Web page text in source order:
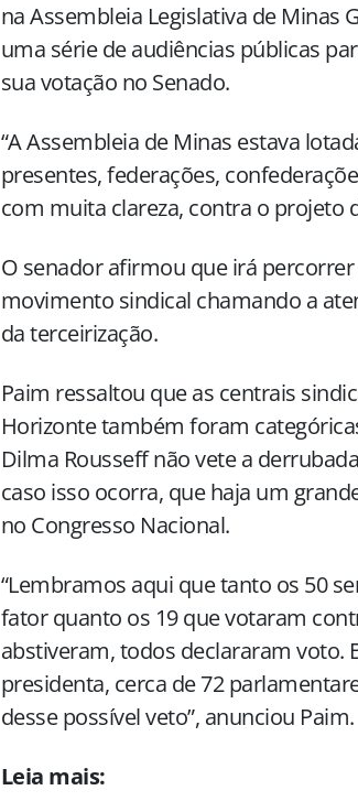
na Assembleia Legislativa de Minas
uma série de audiências públicas
sua votação no Senado.
“A Assembleia de Minas estava
presentes, federações,
com muita clareza, contra o projeto
O senador afirmou que irá
movimento sindical chamando a
da terceirização.
Paim ressaltou que as centrais
Horizonte também foram
Dilma Rousseff não vete a
caso isso ocorra, que haja um
no Congresso Nacional.
“Lembramos aqui que tanto os 50
fator quanto os 19 que votaram
abstiveram, todos declararam voto.
presidenta, cerca de 72
desse possível veto”, anunciou Paim.
Leia mais: